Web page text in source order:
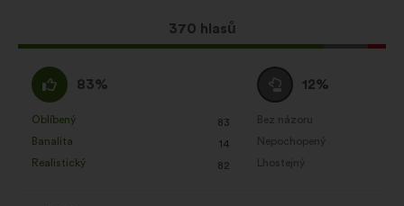
Tento
návrh
370 hlasů
Souhlasím
:
83%
Oblíbený
: 83
krát
Banalita
: 14
krát
Realistický
: 82
krát
Neutrální
hlas
:
12%
Bez názoru
:krát
Nepochopený
:krát
Lhostejný
:krát